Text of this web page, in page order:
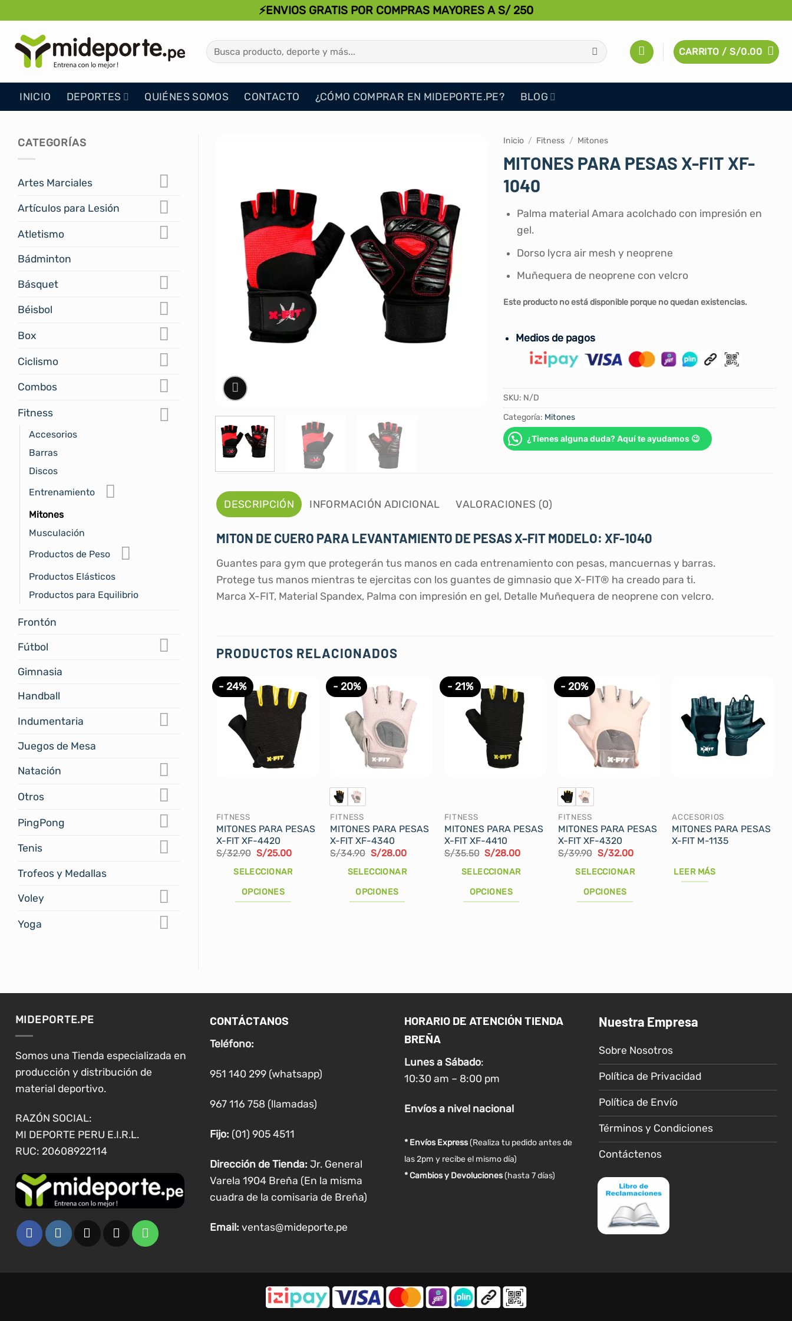
al
contenido
⚡ENVIOS GRATIS POR COMPRAS MAYORES A S/ 250
Buscar
por:
CARRITO /S/0.00
INICIO DEPORTES QUIÉNES SOMOS CONTACTO ¿CÓMO COMPRAR EN MIDEPORTE.PE? BLOG
CATEGORÍAS
Artes Marciales
Artículos para Lesión
Atletismo
Bádminton
Básquet
Béisbol
Box
Ciclismo
Combos
Fitness
Accesorios
Barras
Discos
Entrenamiento
Mitones
Musculación
Productos de Peso
Productos Elásticos
Productos para Equilibrio
Frontón
Fútbol
Gimnasia
Handball
Indumentaria
Juegos de Mesa
Natación
Otros
PingPong
Tenis
Trofeos y Medallas
Voley
Yoga
Inicio / Fitness / Mitones
MITONES PARA PESAS X-FIT XF-
1040
Palma material Amara acolchado con impresión en
gel.
Dorso lycra air mesh y neoprene
Muñequera de neoprene con velcro
Este producto no está disponible porque no quedan existencias.
Medios de pagos
SKU: N/D
Categoría: Mitones
¿Tienes alguna duda? Aquí te ayudamos 😉
DESCRIPCIÓN INFORMACIÓN ADICIONAL VALORACIONES (0)
MITON DE CUERO PARA LEVANTAMIENTO DE PESAS X-FIT MODELO: XF-1040
Guantes para gym que protegerán tus manos en cada entrenamiento con pesas, mancuernas y barras.
Protege tus manos mientras te ejercitas con los guantes de gimnasio que X-FIT® ha creado para ti.
Marca X-FIT, Material Spandex, Palma con impresión en gel, Detalle Muñequera de neoprene con velcro.
PRODUCTOS RELACIONADOS
- 24%
FITNESS
MITONES PARA PESAS
X-FIT XF-4420
S/32.90 El
original
S/32.90.
S/25.00El
actual
SELECCIONAR
OPCIONES
pueden
elegir
la
de
- 20%
FITNESS
MITONES PARA PESAS
X-FIT XF-4340
S/34.90 El
original
S/34.90.
S/28.00El
actual
SELECCIONAR
OPCIONES
- 21%
FITNESS
MITONES PARA PESAS
X-FIT XF-4410
S/35.50 El
original
S/35.50.
S/28.00El
actual
SELECCIONAR
OPCIONES
pueden
en
producto
- 20%
FITNESS
MITONES PARA PESAS
X-FIT XF-4320
S/39.90 El
original
S/39.90.
S/32.00El
actual
SELECCIONAR
OPCIONES
pueden
ACCESORIOS
MITONES PARA PESAS
X-FIT M-1135
LEER MÁS
MIDEPORTE.PE
Somos una Tienda especializada en
producción y distribución de
material deportivo.
RAZÓN SOCIAL:
MI DEPORTE PERU E.I.R.L.
RUC: 20608922114
CONTÁCTANOS
Teléfono:
951 140 299 (whatsapp)
967 116 758 (llamadas)
Fijo: (01) 905 4511
Dirección de Tienda: Jr. General
Varela 1904 Breña (En la misma
cuadra de la comisaria de Breña)
Email: ventas@mideporte.pe
HORARIO DE ATENCIÓN TIENDA
BREÑA
Lunes a Sábado:
10:30 am – 8:00 pm
Envíosa nivel nacional
* Envíos Express(Realiza tu pedido antes de
las 2pm y recibe el mismo día)
* Cambios y Devoluciones (hasta 7 días)
Nuestra Empresa
Sobre Nosotros
Política de Privacidad
Política de Envío
Términos y Condiciones
Contáctenos